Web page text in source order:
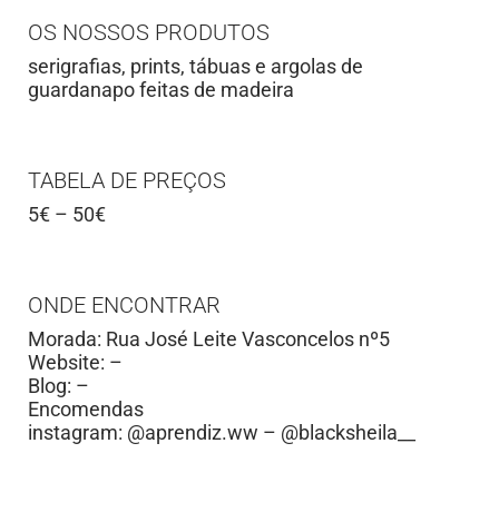
OS NOSSOS PRODUTOS
serigrafias, prints, tábuas e argolas de
guardanapo feitas de madeira
TABELA DE PREÇOS
5€ – 50€
ONDE ENCONTRAR
Morada: Rua José Leite Vasconcelos nº5
Website: –
Blog: –
Encomendas
instagram: @aprendiz.ww – @blacksheila__